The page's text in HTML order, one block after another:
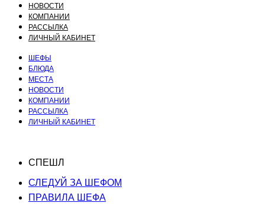
НОВОСТИ
КОМПАНИИ
РАССЫЛКА
ЛИЧНЫЙ КАБИНЕТ
ШЕФЫ
БЛЮДА
МЕСТА
НОВОСТИ
КОМПАНИИ
РАССЫЛКА
ЛИЧНЫЙ КАБИНЕТ
СПЕШЛ
СЛЕДУЙ ЗА ШЕФОМ
ПРАВИЛА ШЕФА